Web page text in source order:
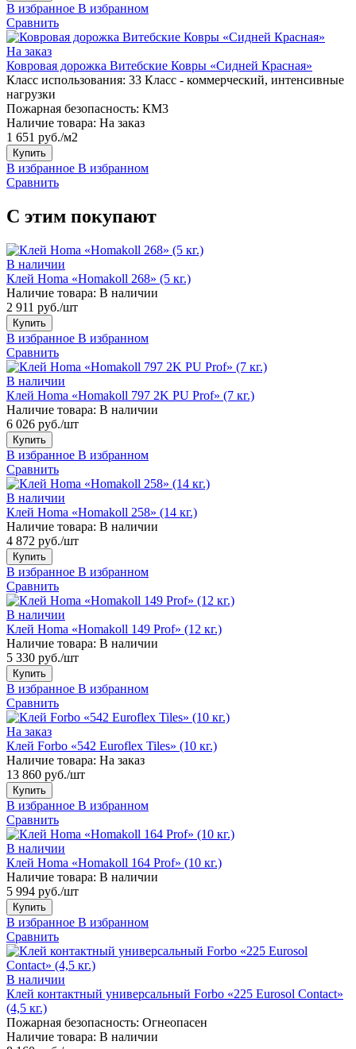
В избранное В избранном
Сравнить
На заказ
Ковровая дорожка Витебские Ковры «Сидней Красная»
Класс использования: 33 Класс - коммерческий, интенсивные
нагрузки
Пожарная безопасность: КМ3
Наличие товара: На заказ
1 651 руб./м2
Купить
В избранное В избранном
Сравнить
С этим покупают
В наличии
Клей Homa «Homakoll 268» (5 кг.)
Наличие товара: В наличии
2 911 руб./шт
Купить
В избранное В избранном
Сравнить
В наличии
Клей Homa «Homakoll 797 2K PU Prof» (7 кг.)
Наличие товара: В наличии
6 026 руб./шт
Купить
В избранное В избранном
Сравнить
В наличии
Клей Homa «Homakoll 258» (14 кг.)
Наличие товара: В наличии
4 872 руб./шт
Купить
В избранное В избранном
Сравнить
В наличии
Клей Homa «Homakoll 149 Prof» (12 кг.)
Наличие товара: В наличии
5 330 руб./шт
Купить
В избранное В избранном
Сравнить
На заказ
Клей Forbo «542 Euroflex Tiles» (10 кг.)
Наличие товара: На заказ
13 860 руб./шт
Купить
В избранное В избранном
Сравнить
В наличии
Клей Homa «Homakoll 164 Prof» (10 кг.)
Наличие товара: В наличии
5 994 руб./шт
Купить
В избранное В избранном
Сравнить
В наличии
Клей контактный универсальный Forbo «225 Eurosol Contact»
(4,5 кг.)
Пожарная безопасность: Огнеопасен
Наличие товара: В наличии